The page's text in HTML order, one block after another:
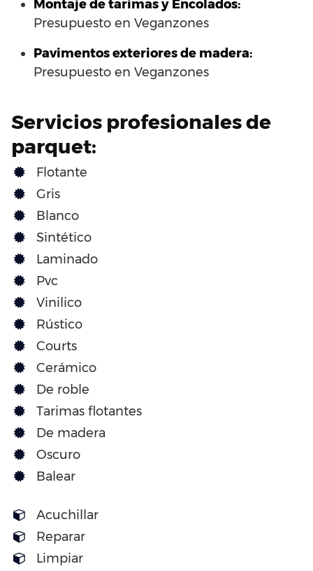
Montaje de tarimas y Encolados:
Presupuesto en Veganzones
Pavimentos exteriores de madera:
Presupuesto en Veganzones
Servicios profesionales de
parquet:
Flotante
Gris
Blanco
Sintético
Laminado
Pvc
Vinilico
Rústico
Courts
Cerámico
De roble
Tarimas flotantes
De madera
Oscuro
Balear
Acuchillar
Reparar
Limpiar